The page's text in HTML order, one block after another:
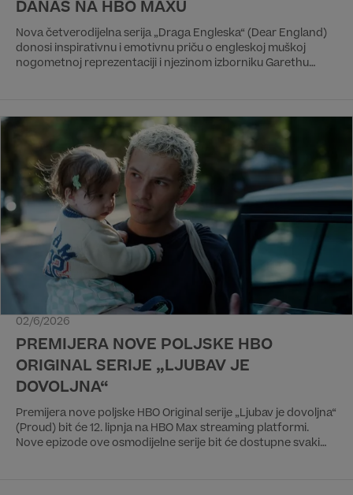
DANAS NA HBO MAXU
Nova četverodijelna serija „Draga Engleska“ (Dear England)
donosi inspirativnu i emotivnu priču o engleskoj muškoj
nogometnoj reprezentaciji i njezinom izborniku Garethu
02/6/2026
PREMIJERA NOVE POLJSKE HBO
ORIGINAL SERIJE „LJUBAV JE
DOVOLJNA“
Premijera nove poljske HBO Original serije „Ljubav je dovoljna“
(Proud) bit će 12. lipnja na HBO Max streaming platformi.
Nove epizode ove osmodijelne serije bit će dostupne svaki